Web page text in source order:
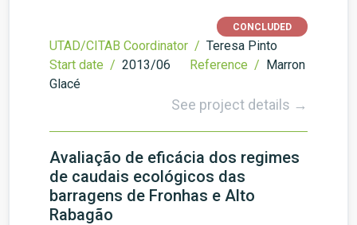
CONCLUDED
UTAD/CITAB Coordinator / Teresa Pinto
Start date / 2013/06 Reference / Marron
Glacé
See project details →
Avaliação de eficácia dos regimes
de caudais ecológicos das
barragens de Fronhas e Alto
Rabagão